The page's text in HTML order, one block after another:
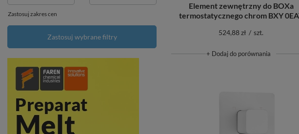
Zastosuj zakres cen
Zastosuj wybrane filtry
Element zewnętrzny do BOXa
termostatycznego chrom BXY
524,88 zł / szt.
+ Dodaj do porównania